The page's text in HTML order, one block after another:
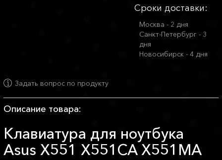
Сроки доставки:
Москва - 2 дня
Санкт-Петербург - 3
дня
Новосибирск - 4 дня
Задать вопрос по продукту
Описание товара:
Клавиатура для ноутбука
Asus X551 X551CA X551MA